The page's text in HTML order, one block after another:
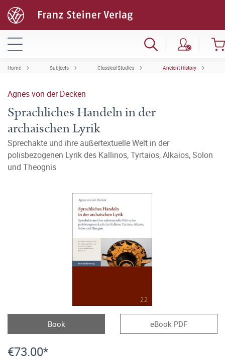
Home Subjects Classical Studies Ancient History
Agnes von der Decken
Sprachliches Handeln in der
archaischen Lyrik
Sprechakte und ihre außertextuelle Welt in der
polisbezogenen Lyrik des Kallinos, Tyrtaios, Alkaios, Solon
und Theognis
Book eBook PDF
€73.00*